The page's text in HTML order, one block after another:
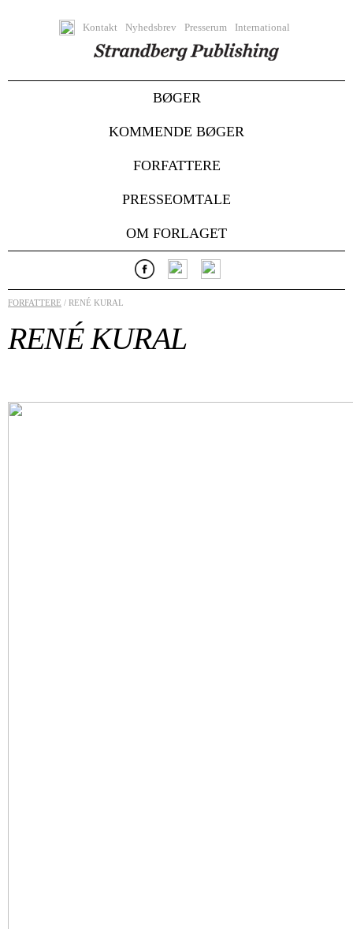
Kontakt Nyhedsbrev Presserum International
BØGER
KOMMENDE BØGER
FORFATTERE
PRESSEOMTALE
OM FORLAGET
FORFATTERE / RENÉ KURAL
RENÉ KURAL